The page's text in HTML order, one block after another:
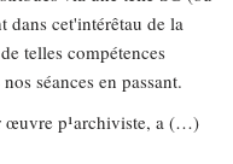
dans cet'intérêtau de la
telles compétences
séances en passant.
œuvre p¹archiviste, a (…)